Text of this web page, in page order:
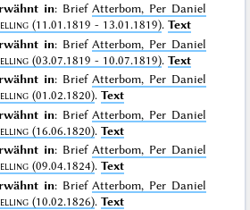
in: BriefAtterbom, Per Daniel
(11.01.1819 - 13.01.1819).Text
in: BriefAtterbom, Per Daniel
(03.07.1819 - 10.07.1819).Text
in: BriefAtterbom, Per Daniel
(01.02.1820).Text
in: BriefAtterbom, Per Daniel
(16.06.1820).Text
in: BriefAtterbom, Per Daniel
(09.04.1824).Text
in: BriefAtterbom, Per Daniel
(10.02.1826).Text